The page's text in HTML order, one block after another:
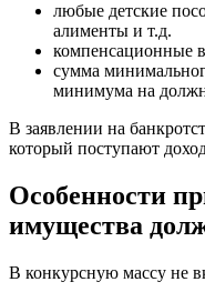
любые детские
алименты и т.д.
компенсационные
сумма
минимума на
В заявлении на
который поступают
Особенности
имущества
В конкурсную массу не